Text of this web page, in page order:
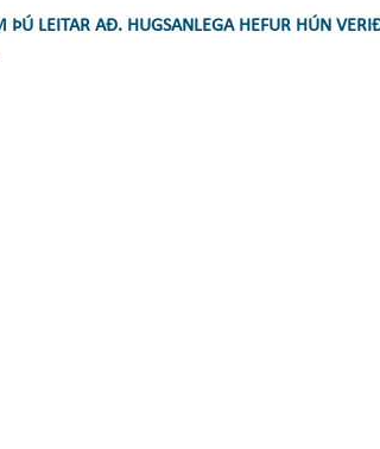
LEITAR AÐ. HUGSANLEGA HEFUR HÚN